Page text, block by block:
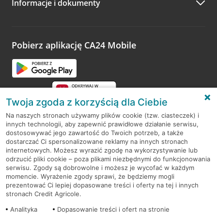
Zachęcamy do podzielenia się z nami opinią o wizycie.
opinie.
Informacje i dokumenty
Pobierz aplikację CA24 Mobile
RODO
Regulamin serwisu
Mapa serwisu
PolitykaCookies
Twoja zgoda z korzyścią dla Ciebie
Na naszych stronach używamy plików cookie (tzw. ciasteczek) i
innych technologii, aby zapewnić prawidłowe działanie serwisu,
dostosowywać jego zawartość do Twoich potrzeb, a także
dostarczać Ci spersonalizowane reklamy na innych stronach
internetowych. Możesz wyrazić zgodę na wykorzystywanie lub
odrzucić pliki cookie – poza plikami niezbędnymi do funkcjonowania
serwisu. Zgody są dobrowolne i możesz je wycofać w każdym
momencie. Wyrażenie zgody sprawi, że będziemy mogli
prezentować Ci lepiej dopasowane treści i oferty na tej i innych
stronach Credit Agricole.
Analityka
Dopasowanie treści i ofert na stronie